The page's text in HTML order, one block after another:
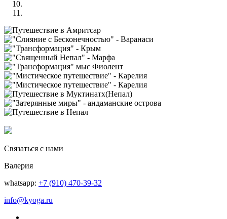
Связаться с нами
Валерия
whatsapp: +7 (910) 470-39-32
info@kyoga.ru